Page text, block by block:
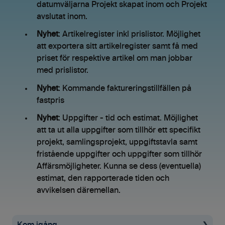
datumväljarna Projekt skapat inom och Projekt
avslutat inom.
Nyhet: Artikelregister inkl prislistor. Möjlighet
att exportera sitt artikelregister samt få med
priset för respektive artikel om man jobbar
med prislistor.
Nyhet: Kommande faktureringstillfällen på
fastpris
Nyhet: Uppgifter - tid och estimat. Möjlighet
att ta ut alla uppgifter som tillhör ett specifikt
projekt, samlingsprojekt, uppgiftstavla samt
fristående uppgifter och uppgifter som tillhör
Affärsmöjligheter. Kunna se dess (eventuella)
estimat, den rapporterade tiden och
avvikelsen däremellan.